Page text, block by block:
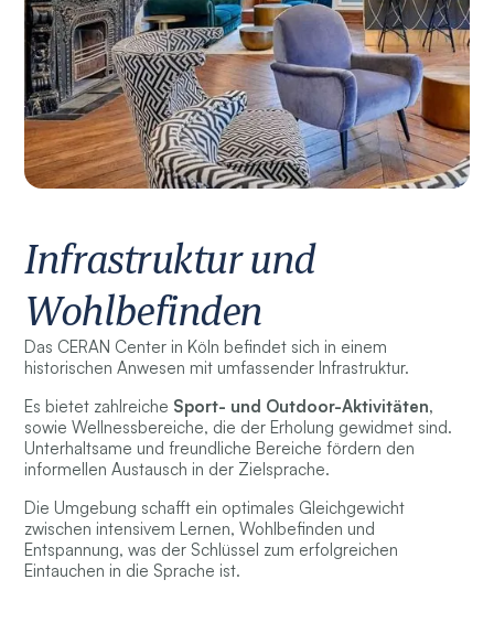
Infrastruktur und
Wohlbefinden
Das CERAN Center in Köln befindet sich in einem
historischen Anwesen mit umfassender Infrastruktur.
Es bietet zahlreiche Sport- und Outdoor-Aktivitäten,
sowie Wellnessbereiche, die der Erholung gewidmet sind.
Unterhaltsame und freundliche Bereiche fördern den
informellen Austausch in der Zielsprache.
Die Umgebung schafft ein optimales Gleichgewicht
zwischen intensivem Lernen, Wohlbefinden und
Entspannung, was der Schlüssel zum erfolgreichen
Eintauchen in die Sprache ist.